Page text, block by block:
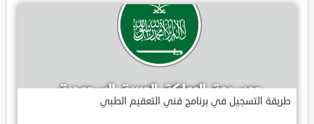
طريقة التسجيل في برنامج فني التعقيم الطبي